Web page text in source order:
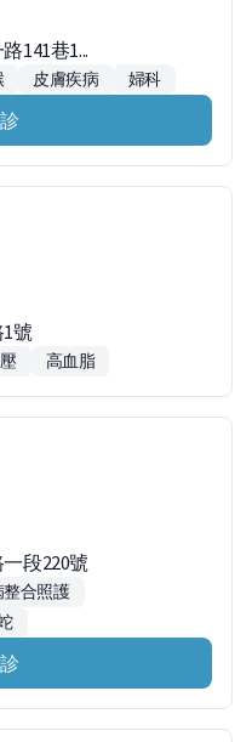
141巷1...
皮膚疾病 婦科
號
高血脂
段220號
合照護